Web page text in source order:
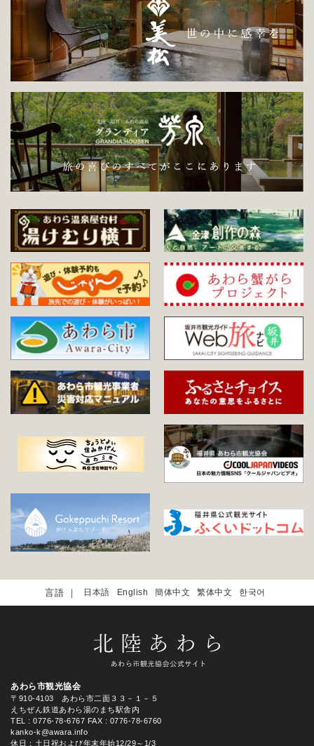
日本語 English 簡体中文 繁体中文 한국어
あわら市観光協会
〒910-4103 あわら市二面３３－１－５
えちぜん鉄道あわら湯のまち駅舎内
TEL
: 0776-78-6767 FAX : 0776-78-6760
kanko-k@awara.info
休日：土日祝および年末年始12/29～1/3